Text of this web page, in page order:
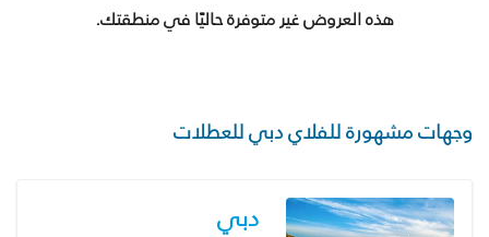
هذه العروض غير متوفرة حاليًا في منطقتك.
وجهات مشهورة للفلاي دبي للعطلات
دبي